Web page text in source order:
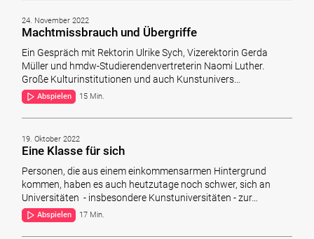
24. November 2022
Machtmissbrauch und Übergriffe
Ein Gespräch mit Rektorin Ulrike Sych, Vizerektorin Gerda
Müller und hmdw-Studierendenvertreterin Naomi Luther.
Große Kulturinstitutionen und auch Kunstunivers…
Abspielen 15 Min.
19. Oktober 2022
Eine Klasse für sich
Personen, die aus einem einkommensarmen Hintergrund
kommen, haben es auch heutzutage noch schwer, sich an
Universitäten - insbesondere Kunstuniversitäten - zur…
Abspielen 17 Min.